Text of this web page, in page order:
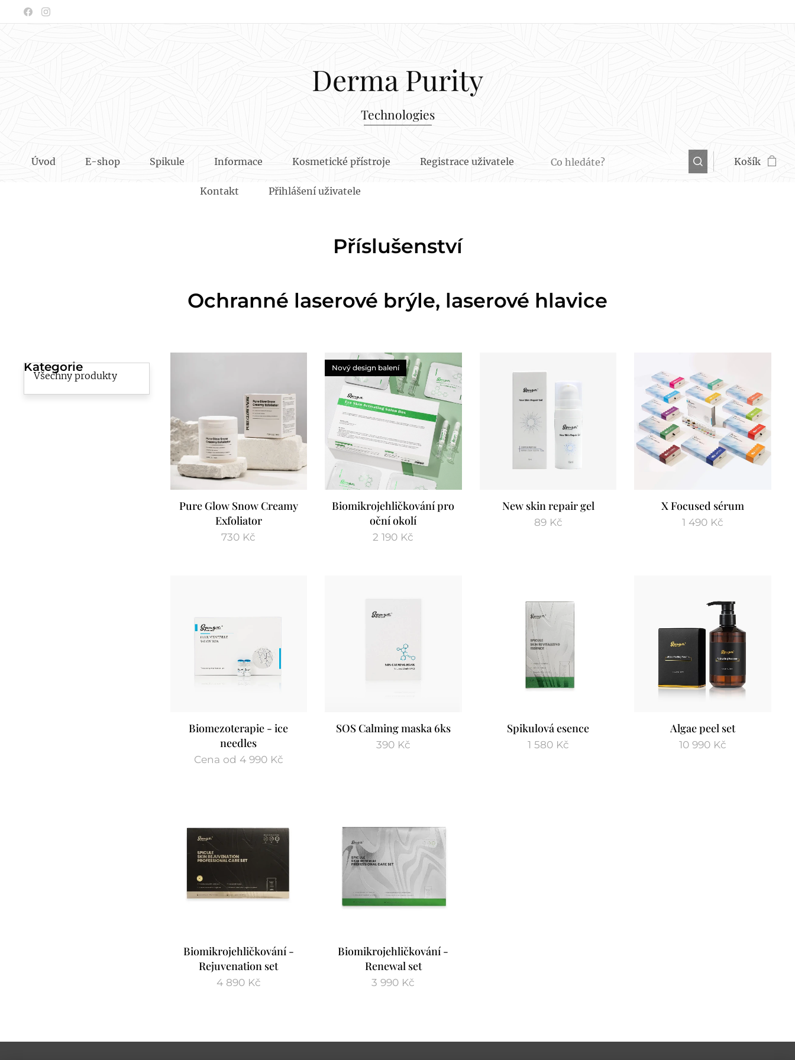
Derma Purity
Technologies
Úvod E-shop Spikule Informace Kosmetické přístroje Registrace uživatele
Kontakt Přihlášení uživatele
Košík
Příslušenství
Ochranné laserové brýle, laserové hlavice
Kategorie
Všechny produkty
Pure Glow Snow Creamy
Exfoliator
730 Kč
Biomikrojehličkování pro
oční okolí
Nový design balení
2 190 Kč
New skin repair gel
89Kč
X Focused sérum
1 490 Kč
Biomezoterapie - ice
needles
Cena od 4 990Kč
SOS Calming maska 6ks
390Kč
Spikulová esence
1 580Kč
Algae peel set
10 990 Kč
Biomikrojehličkování -
Rejuvenation set
4 890Kč
Biomikrojehličkování -
Renewal set
3 990 Kč